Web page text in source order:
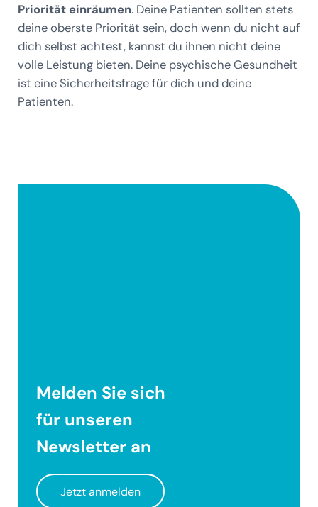
Priorität einräumen. Deine Patienten sollten stets
deine oberste Priorität sein, doch wenn du nicht auf
dich selbst achtest, kannst du ihnen nicht deine
volle Leistung bieten. Deine psychische Gesundheit
ist eine Sicherheitsfrage für dich und deine
Patienten.
Melden Sie sich
für unseren
Newsletteran
Jetzt anmelden